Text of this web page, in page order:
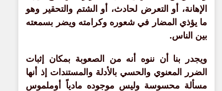
الإهانة، أو التعرض لحادث، أو الشتم والتحقير وهو
ما يؤذي المضار في شعوره وكرامته ويضر بسمعته
بين الناس.
ويجدر بنا أن ننوه أنه من الصعوبة بمكان إثبات
الضرر المعنوي والحسي بالأدلة والمستندات إذ أنها
مسألة محسوسة وليس موجوده مادياً أوملموس